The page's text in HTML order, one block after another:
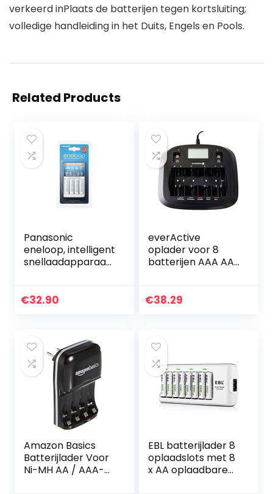
verkeerd inPlaats de batterijen tegen kortsluiting;
volledige handleiding in het Duits, Engels en Pools.
Related Products
Panasonic
eneloop, intelligent
snellaadapparaat,
met ledindicator
€32.90
everActive
oplader voor 8
batterijen AAA AA
volautomatisch,
€38.29
Amazon Basics
Batterijlader Voor
Ni-MH AA / AAA-
EBL batterijlader 8
oplaadslots met 8
x AA oplaadbare